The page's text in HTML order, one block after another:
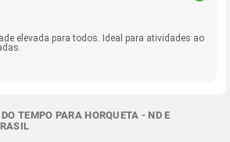
elevada para todos. Ideal para atividades ao
TEMPO PARA HORQUETA - ND E